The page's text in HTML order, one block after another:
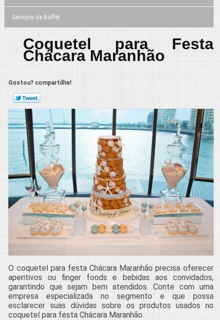
Serviços de Buffet
Coquetel para Festa
Chácara Maranhão
Gostou? compartilhe!
O coquetel para festa Chácara Maranhão precisa oferecer
aperitivos ou finger foods e bebidas aos convidados,
garantindo que sejam bem atendidos. Conte com uma
empresa especializada no segmento e que possa
esclarecer suas dúvidas sobre os produtos usados no
coquetel para festa Chácara Maranhão.